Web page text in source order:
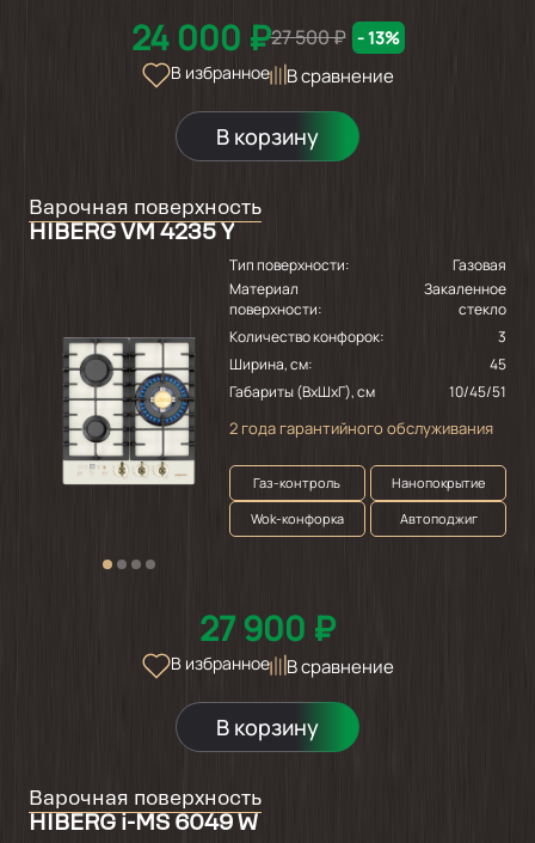
24 000 ₽27 500 ₽ - 13%
В избранное
В сравнение
В корзину
Варочная поверхность
HIBERG VM 4235 Y
Тип поверхности:
Газовая
Материал
поверхности:
Закаленное
стекло
Количество конфорок:
3
Ширина, см:
45
Габариты (ВхШхГ), см
10/45/51
2 года гарантийного обслуживания
Газ-контроль
Нанопокрытие
Wok-конфорка
Автоподжиг
27 900 ₽
В избранное В сравнение
В корзину
Варочная поверхность
HIBERG i-MS 6049 W